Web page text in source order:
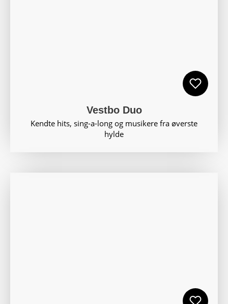
Vestbo Duo
Kendte hits, sing-a-long og musikere fra øverste
hylde